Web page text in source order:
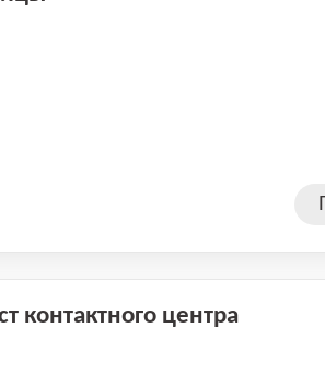
контактного центра